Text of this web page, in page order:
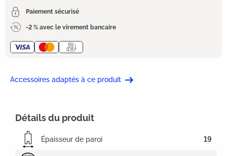
Paiement sécurisé
-2 % avec le virement bancaire
Accessoires adaptés à ce produit
Détails du produit
Épaisseur de paroi 19